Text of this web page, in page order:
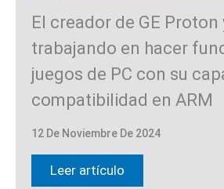
El creador de GE Proton
trabajando en hacer
juegos de PC con su
compatibilidad en ARM
12 De Noviembre De 2024
Leer artículo